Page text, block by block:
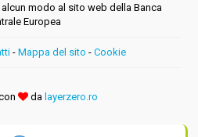
modo al sito web della Banca
Europea
- Mappa del sito - Cookie
da layerzero.ro